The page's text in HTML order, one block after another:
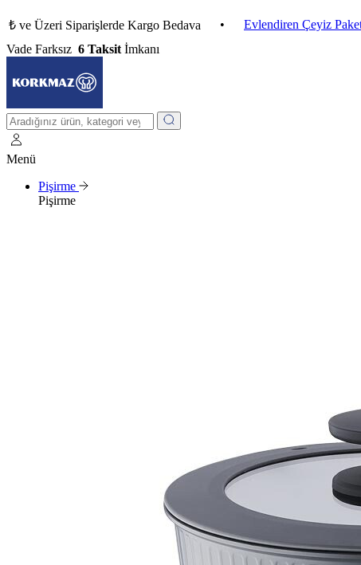
Siparişlerde Kargo Bedava • Evlendiren Çeyiz Paketleri
Vade Farksız 6 Taksit İmkanı
Menü
Pişirme
Pişirme